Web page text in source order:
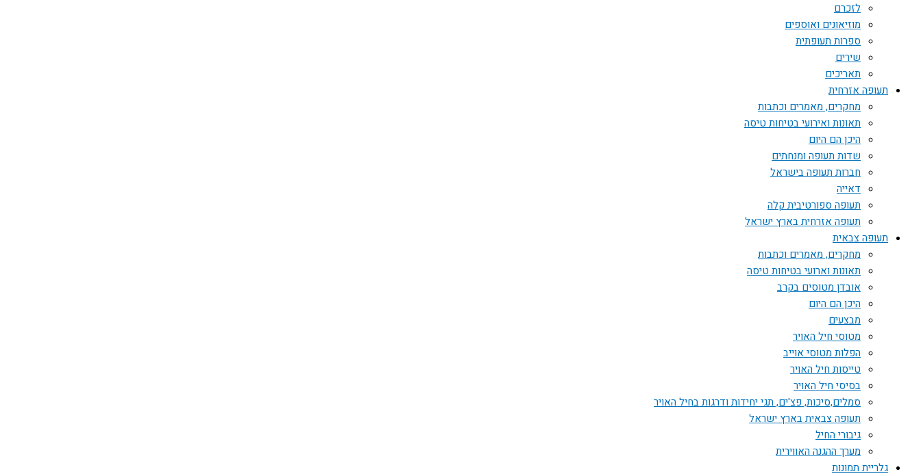
לזכרם
מוזיאונים ואוספים
ספרות תעופתית
שירים
תאריכים
תעופה אזרחית
מחקרים, מאמרים וכתבות
תאונות ואירועי בטיחות טיסה
היכן הם היום
שדות תעופה ומנחתים
חברות תעופה בישראל
דאייה
תעופה ספורטיבית קלה
תעופה אזרחית בארץ ישראל
תעופה צבאית
מחקרים, מאמרים וכתבות
תאונות וארועי בטיחות טיסה
אובדן מטוסים בקרב
היכן הם היום
מבצעים
מטוסי חיל האויר
הפלות מטוסי אוייב
טייסות חיל האויר
בסיסי חיל האויר
סמלים,סיכות, פצ'ים, תגי יחידות ודרגות בחיל האויר
תעופה צבאית בארץ ישראל
גיבורי החיל
מערך ההגנה האווירית
גלריית תמונות